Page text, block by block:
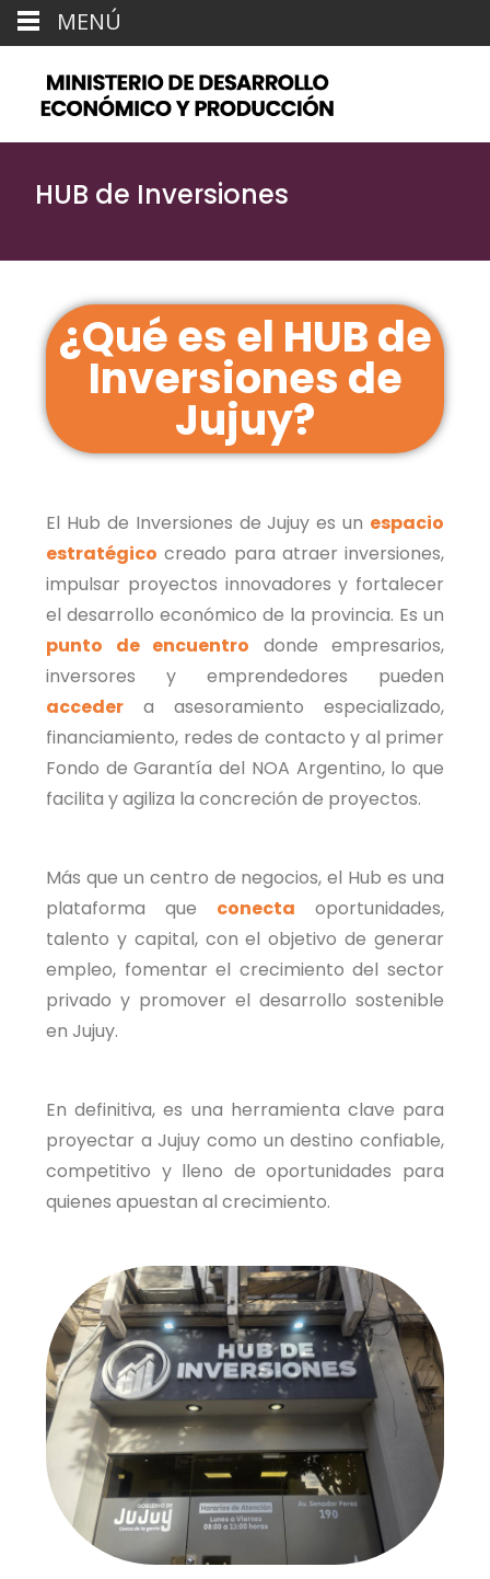
HUB de Inversiones
¿Qué es el HUB de
Inversiones de
Jujuy?
El Hub de Inversiones de Jujuy es un espacio
estratégico creado para atraer inversiones,
impulsar proyectos innovadores y fortalecer
el desarrollo económico de la provincia. Es un
punto de encuentro donde empresarios,
inversores y emprendedores pueden
acceder a asesoramiento especializado,
financiamiento, redes de contacto y al primer
Fondo de Garantía del NOA Argentino, lo que
facilita y agiliza la concreción de proyectos.
Más que un centro de negocios, el Hub es una
plataforma que conecta oportunidades,
talento y capital, con el objetivo de generar
empleo, fomentar el crecimiento del sector
privado y promover el desarrollo sostenible
en Jujuy.
En definitiva, es una herramienta clave para
proyectar a Jujuy como un destino confiable,
competitivo y lleno de oportunidades para
quienes apuestan al crecimiento.
MENÚ